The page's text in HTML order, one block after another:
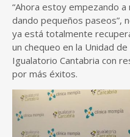
“Ahora estoy empezando
dando pequeños paseos”,
ya está totalmente
un chequeo en la Unidad
Igualatorio Cantabria con
por más éxitos.